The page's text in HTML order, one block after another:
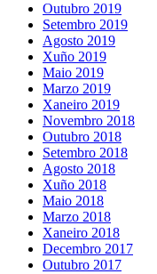
Outubro 2019
Setembro 2019
Agosto 2019
Xuño 2019
Maio 2019
Marzo 2019
Xaneiro 2019
Novembro 2018
Outubro 2018
Setembro 2018
Agosto 2018
Xuño 2018
Maio 2018
Marzo 2018
Xaneiro 2018
Decembro 2017
Outubro 2017